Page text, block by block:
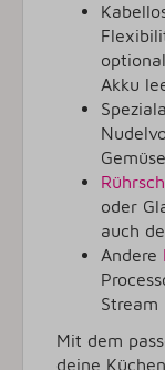
Akku
oder
auch
Andere
Stream
Mit dem
deine